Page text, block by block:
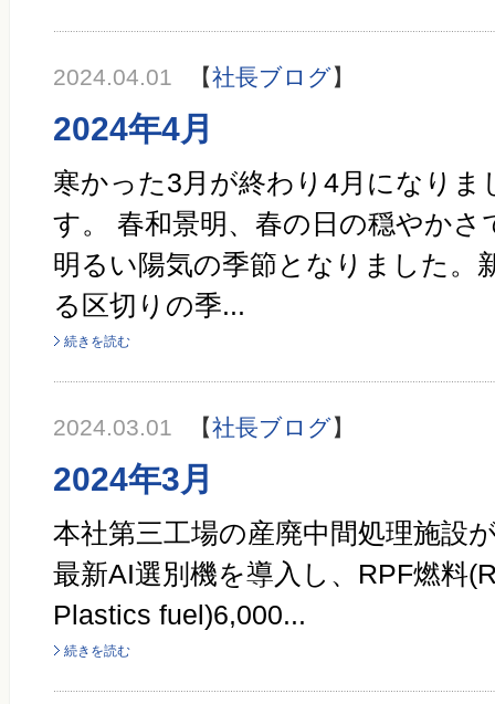
2024.04.01 【社長ブログ】
2024年4月
寒かった3月が終わり4月になりま
す。 春和景明、春の日の穏やか
明るい陽気の季節となりました。
る区切りの季...
続きを読む
2024.03.01 【社長ブログ】
2024年3月
本社第三工場の産廃中間処理施設
最新AI選別機を導入し、RPF燃料
Plastics fuel)6,000...
続きを読む